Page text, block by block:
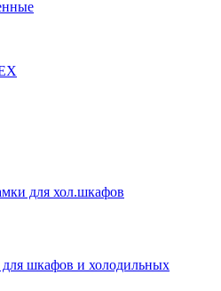
для хол.шкафов
для шкафов и холодильных